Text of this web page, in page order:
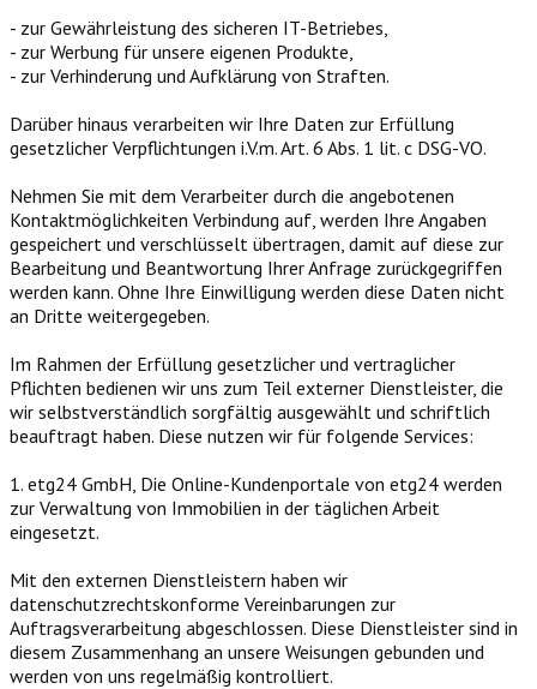
- zur Gewährleistung des sicheren IT-Betriebes,
- zur Werbung für unsere eigenen Produkte,
- zur Verhinderung und Aufklärung von Straften.
Darüber hinaus verarbeiten wir Ihre Daten zur Erfüllung
gesetzlicher Verpflichtungen i.V.m. Art. 6 Abs. 1 lit. c DSG-VO.
Nehmen Sie mit dem Verarbeiter durch die angebotenen
Kontaktmöglichkeiten Verbindung auf, werden Ihre Angaben
gespeichert und verschlüsselt übertragen, damit auf diese zur
Bearbeitung und Beantwortung Ihrer Anfrage zurückgegriffen
werden kann. Ohne Ihre Einwilligung werden diese Daten nicht
an Dritte weitergegeben.
Im Rahmen der Erfüllung gesetzlicher und vertraglicher
Pflichten bedienen wir uns zum Teil externer Dienstleister, die
wir selbstverständlich sorgfältig ausgewählt und schriftlich
beauftragt haben. Diese nutzen wir für folgende Services:
1. etg24 GmbH, Die Online-Kundenportale von etg24 werden
zur Verwaltung von Immobilien in der täglichen Arbeit
eingesetzt.
Mit den externen Dienstleistern haben wir
datenschutzrechtskonforme Vereinbarungen zur
Auftragsverarbeitung abgeschlossen. Diese Dienstleister sind in
diesem Zusammenhang an unsere Weisungen gebunden und
werden von uns regelmäßig kontrolliert.